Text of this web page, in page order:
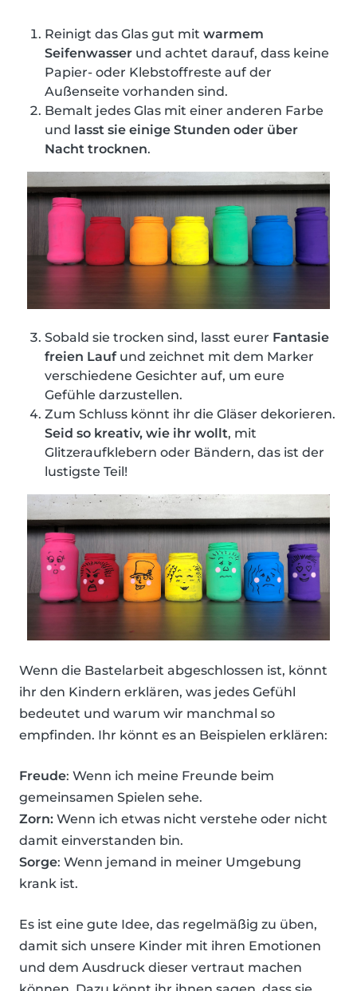
Reinigt das Glas gut mit warmem
Seifenwasser und achtet darauf, dass keine
Papier- oder Klebstoffreste auf der
Außenseite vorhanden sind.
Bemalt jedes Glas mit einer anderen Farbe
und lasst sie einige Stunden oder über
Nacht trocknen.
Sobald sie trocken sind, lasst eurer Fantasie
freien Laufund zeichnet mit dem Marker
verschiedene Gesichter auf, um eure
Gefühle darzustellen.
Zum Schluss könnt ihr die Gläser dekorieren.
Seid so kreativ, wie ihr wollt, mit
Glitzeraufklebern oder Bändern, das ist der
lustigste Teil!
Wenn die Bastelarbeit abgeschlossen ist, könnt
ihr den Kindern erklären, was jedes Gefühl
bedeutet und warum wir manchmal so
empfinden. Ihr könnt es an Beispielen erklären:
Freude: Wenn ich meine Freunde beim
gemeinsamen Spielen sehe.
Zorn: Wenn ich etwas nicht verstehe oder nicht
damit einverstanden bin.
Sorge: Wenn jemand in meiner Umgebung
krank ist.
Es ist eine gute Idee, das regelmäßig zu üben,
damit sich unsere Kinder mit ihren Emotionen
und dem Ausdruck dieser vertraut machen